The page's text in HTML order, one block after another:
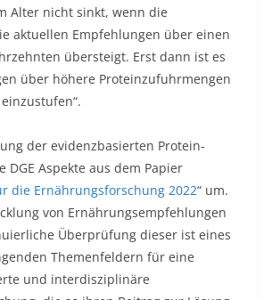
Alter nicht sinkt, wenn die
aktuellen Empfehlungen über einen
übersteigt. Erst dann ist es
über höhere Proteinzufuhrmengen
der evidenzbasierten Protein-
DGE Aspekte aus dem Papier
die Ernährungsforschung 2022“ um.
von Ernährungsempfehlungen
Überprüfung dieser ist eines
Themenfeldern für eine
und interdisziplinäre